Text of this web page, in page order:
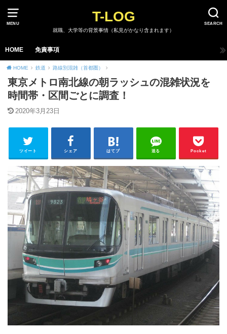
MENU SEARCH
T-LOG
就職、大学等の背景事情（私見がかなり含まれます）
HOME 免責事項
HOME 鉄道 路線別混雑（首都圏）
東京メトロ南北線の朝ラッシュの混雑状況を
時間帯・区間ごとに調査！
2020年3月23日
ツイート シェア はてブ 送る Pocket